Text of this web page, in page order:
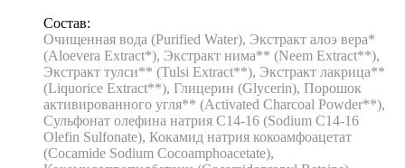
Состав:
Очищенная вода (Purified Water), Экстракт алоэ вера*
(Aloevera Extract*), Экстракт нима** (Neem Extract**),
Экстракт тулси** (Tulsi Extract**), Экстракт лакрица**
(Liquorice Extract**), Глицерин (Glycerin), Порошок
активированного угля** (Activated Charcoal Powder**),
Сульфонат олефина натрия C14-16 (Sodium C14-16
Olefin Sulfonate), Кокамид натрия кокоамфоацетат
(Cocamide Sodium Cocoamphoacetate),